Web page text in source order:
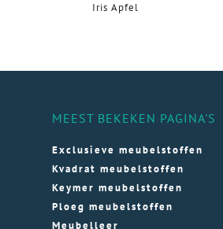
Iris Apfel
MEEST BEKEKEN PAGINA'S
Exclusieve meubelstoffen
Kvadrat meubelstoffen
Keymer meubelstoffen
Ploeg meubelstoffen
Meubelleer